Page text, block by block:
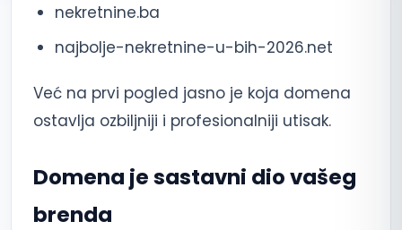
nekretnine.ba
najbolje-nekretnine-u-bih-2026.net
Već na prvi pogled jasno je koja domena
ostavlja ozbiljniji i profesionalniji utisak.
Domena je sastavni dio vašeg
brenda